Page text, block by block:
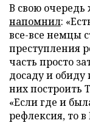
В свою
напомнил:
все-все немцы
преступления
часть просто
досаду и обиду
них построить
«Если где и
рефлексия, то